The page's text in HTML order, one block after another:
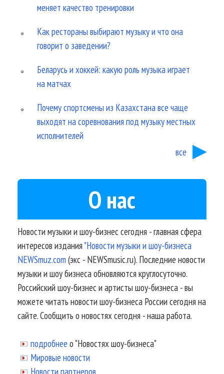
меняет качество тренировки
Как рестораны выбирают музыку и что она
говорит о заведении?
Беларусь и хоккей: какую роль музыка играет
на матчах
Почему спортсмены из Казахстана все чаще
выходят на соревнования под музыку местных
исполнителей
все
О нас
Новости музыки и шоу-бизнес сегодня - главная сфера
интересов издания"Новости музыки и шоу-бизнеса
NEWSmuz.com(экс - NEWSmusic.ru). Последние новости
музыки и шоу бизнеса обновляются круглосуточно.
Российский шоу-бизнес и артисты шоу-бизнеса - вы
можете читать новости шоу-бизнеса России сегодня на
сайте. Сообщить о новостях сегодня - наша работа.
подробнее о "Новостях шоу-бизнеса"
Мировые новости
Новости партнеров